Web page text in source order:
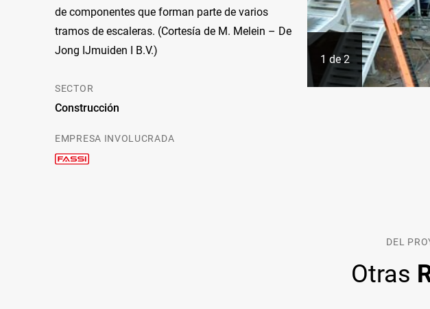
de componentes que forman parte de varios
tramos de escaleras. (Cortesía de M. Melein – De
Jong IJmuiden I B.V.)
SECTOR
Construcción
EMPRESA INVOLUCRADA
1 de 2
DEL
Otras